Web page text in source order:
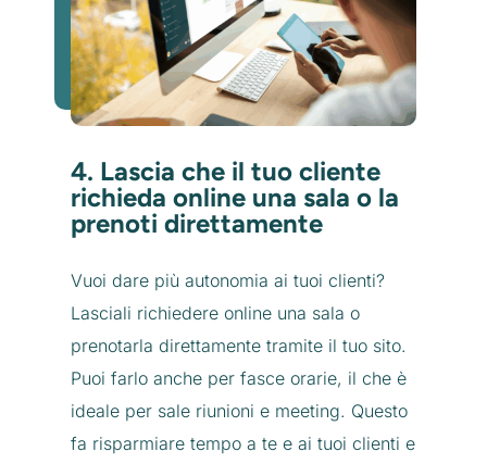
4. Lascia che il tuo cliente
richieda online una sala o la
prenoti direttamente
Vuoi dare più autonomia ai tuoi clienti?
Lasciali richiedere online una sala o
prenotarla direttamente tramite il tuo sito.
Puoi farlo anche per fasce orarie, il che è
ideale per sale riunioni e meeting. Questo
fa risparmiare tempo a te e ai tuoi clienti e